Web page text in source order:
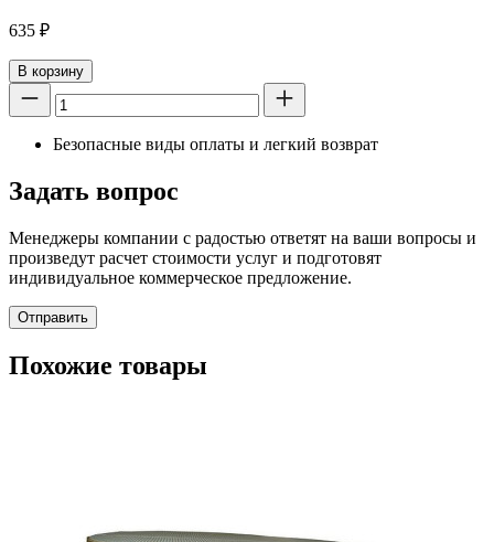
635 ₽
В корзину
Безопасные виды оплаты и легкий возврат
Задать вопрос
Менеджеры компании с радостью ответят на ваши вопросы и
произведут расчет стоимости услуг и подготовят
индивидуальное коммерческое предложение.
Отправить
Похожие товары